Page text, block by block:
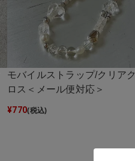
モバイルストラップ/クリアク
ロス＜メール便対応＞
¥770(税込)